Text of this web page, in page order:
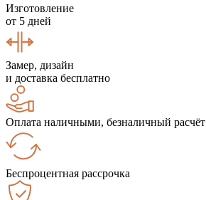
Изготовление
от 5 дней
Замер, дизайн
и доставка бесплатно
Оплата наличными, безналичный расчёт
Беспроцентная рассрочка